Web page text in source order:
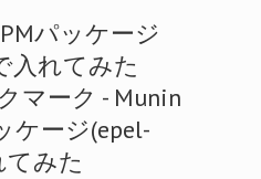
パッケージ
入れてみた